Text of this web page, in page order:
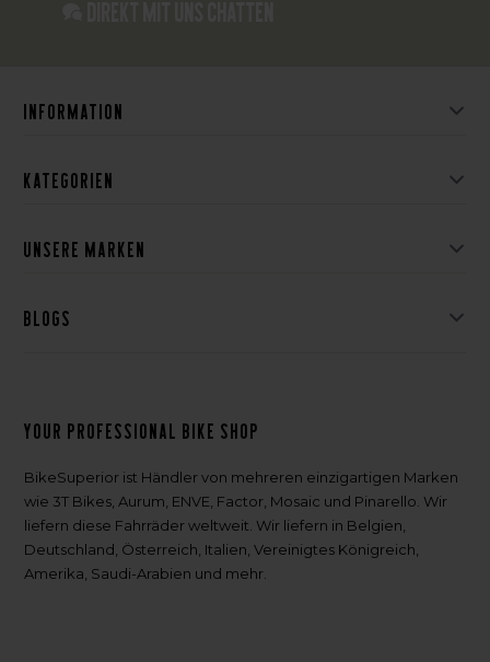
Information
Kategorien
Unsere Marken
Blogs
Your professional bike shop
BikeSuperior ist Händler von mehreren einzigartigen Marken
wie 3T Bikes, Aurum, ENVE, Factor, Mosaic und Pinarello. Wir
liefern diese Fahrräder weltweit. Wir liefern in Belgien,
Deutschland, Österreich, Italien, Vereinigtes Königreich,
Amerika, Saudi-Arabien und mehr.